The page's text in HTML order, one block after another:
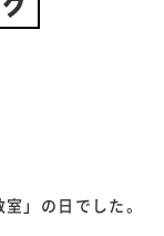
」の日でした。